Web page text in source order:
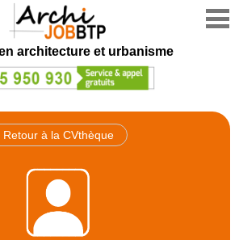
architecture et urbanisme
Retour à la CVthèque